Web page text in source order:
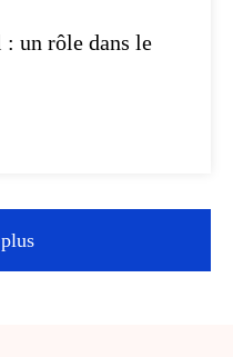
un rôle dans le